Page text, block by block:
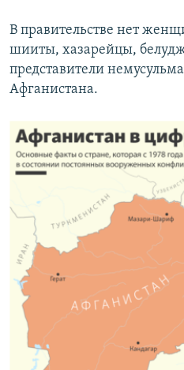
В правительстве нет
шииты, хазарейцы,
представители
Афганистана.